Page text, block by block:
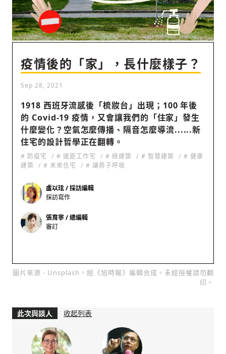
社會
人文
疫情後的「家」，長什麼樣子？
Sep 28, 2021
1918 西班牙流感後「梳妝台」出現；100 年後
的 Covid-19 疫情，又會讓我們的「住家」發生
什麼變化？空氣怎麼傳播、隔音怎麼導流......新
住宅的設計哲學正在翻轉。
# 防疫宅 # 遠距工作宅 # 綠建築 # 智慧建築
# 健康
建築
# 未來住宅 # 讓房子呼吸
盧以玹 / 採訪編輯
採訪寫作
張育寧 / 總編輯
審訂
圖片來源 - Unsplash，經《旭時報》編輯合成。未經授權請勿翻
印。
此次與談人 收起列表